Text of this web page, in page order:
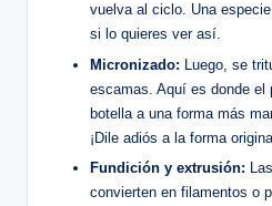
vuelva⁢ al ciclo. Una
si lo‍ quieres ver así.
Micronizado: ⁣Luego, se
‍escamas. Aquí es donde el
botella a una forma más
¡Dile adiós a la‌ forma
Fundición​ y extrusión:
convierten en filamentos o